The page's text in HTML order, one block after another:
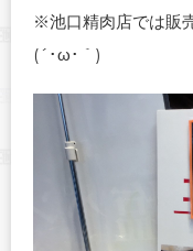
※池口精肉店では販
(´･ω･｀)